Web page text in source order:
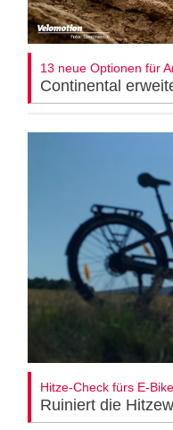
13 neue Optionen für
Continental
Hitze-Check fürs E-
Ruiniert die